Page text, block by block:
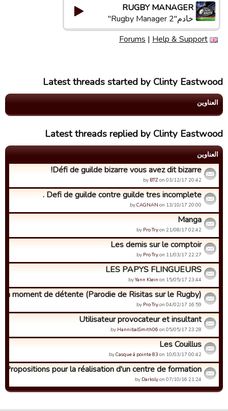
RUGBY MANAGER
خادم"Rugby Manager 2"
Forums | Help & Support
Latest threads started by Clinty Eastwood
العناوین
Latest threads replied by Clinty Eastwood
العناوین
Défi de guilde bizarre vous avez dit bizarre!
by BTZon 03/12/17 20:42.
Defi de guilde contre guilde tres incomplete .
byCAGNAN on 13/10/17 20:00.
Manga
by Pro Tryon 21/08/17 02:42.
Les demis sur le comptoir
by Pro Tryon 11/03/17 22:27.
LES PAPYS FLINGUEURS
byYann Klein on 15/05/17 23:44.
Un moment de détente (Parodie de Risitas sur le Rugby)
by Pro Tryon 04/02/17 16:59.
Utilisateur provocateur et insultant
by HannibalSmith06 on 05/05/17 23:28.
Les Couillus
byCasque à pointe 83 on 10/03/17 00:42.
Propositions pour la réalisation d'un centre de formation
by Darkslyon 07/10/16 21:24.